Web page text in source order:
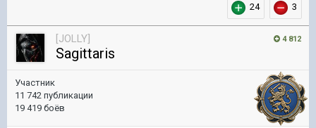
24 3
4 812
[JOLLY]
Sagittaris
Участник
11 742 публикации
19 419 боёв